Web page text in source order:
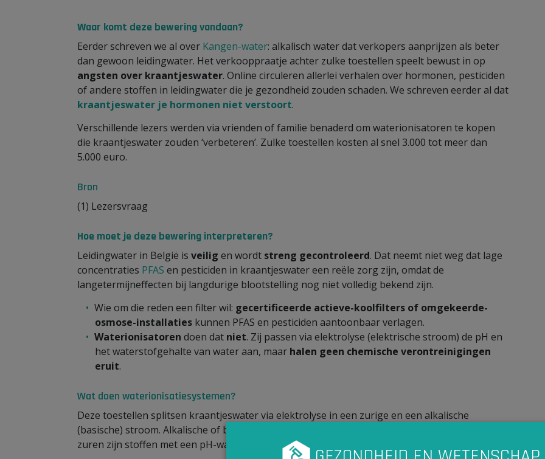
Waar komt deze bewering vandaan?
Eerder schreven we al over Kangen-water: alkalisch water dat verkopers aanprijzen als beter
dan gewoon leidingwater. Het verkooppraatje achter zulke toestellen speelt bewust in op
angsten over kraantjeswater. Online circuleren allerlei verhalen over hormonen, pesticiden
of andere stoffen in leidingwater die je gezondheid zouden schaden. We schreven eerder al dat
kraantjeswater je hormonen niet verstoort.
Verschillende lezers werden via vrienden of familie benaderd om waterionisatoren te kopen
die kraantjeswater zouden ‘verbeteren’. Zulke toestellen kosten al snel 3.000 tot meer dan
5.000 euro.
Bron
(1) Lezersvraag
Hoe moet je deze bewering interpreteren?
Leidingwater in België is veilig en wordt streng gecontroleerd. Dat neemt niet weg dat lage
concentraties PFAS en pesticiden in kraantjeswater een reële zorg zijn, omdat de
langetermijneffecten bij langdurige blootstelling nog niet volledig bekend zijn.
Wie om die reden een filter wil: gecertificeerde actieve-koolfilters of omgekeerde-
osmose-installaties kunnen PFAS en pesticiden aantoonbaar verlagen.
Waterionisatoren doen dat niet. Zij passen via elektrolyse (elektrische stroom) de pH en
het waterstofgehalte van water aan, maar halen geen chemische verontreinigingen
eruit.
Wat doen waterionisatiesystemen?
Deze toestellen splitsen kraantjeswater via elektrolyse in een zurige en een alkalische
(basische) stroom. Alkalische of basische stoffen zijn stoffen met een pH-waarde hoger dan 7,
zuren zijn stoffen met een pH-waarde lager dan 7.